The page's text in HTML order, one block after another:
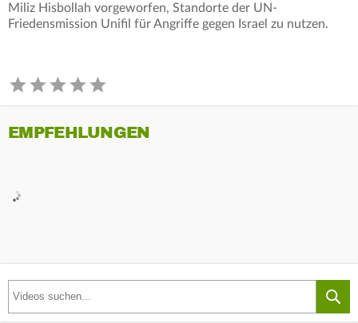
Miliz Hisbollah vorgeworfen, Standorte der UN-
Friedensmission Unifil für Angriffe gegen Israel zu nutzen.
EMPFEHLUNGEN